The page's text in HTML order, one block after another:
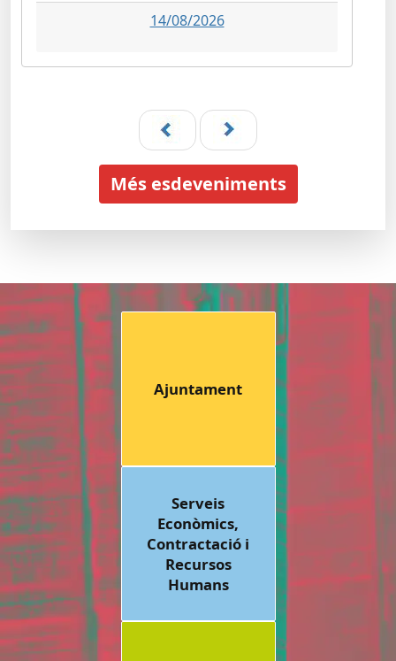
14/08/2026
Més esdeveniments
Ajuntament
Serveis
Econòmics,
Contractació i
Recursos
Humans